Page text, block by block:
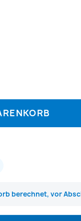
berechnet, vor